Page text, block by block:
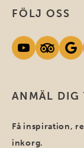
ANMÄL DIG
Få inspiration,
inkorg.
FÖLJ OSS